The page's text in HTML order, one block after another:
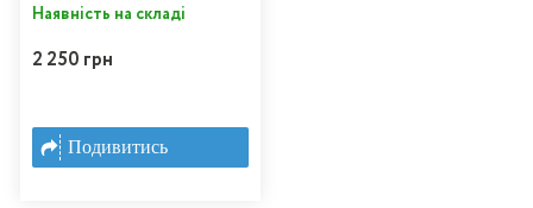
Наявність на складі
2 250 грн
Подивитись